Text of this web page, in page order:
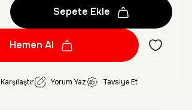
Sepete Ekle
Hemen Al
Karşılaştır Yorum Yaz Tavsiye Et